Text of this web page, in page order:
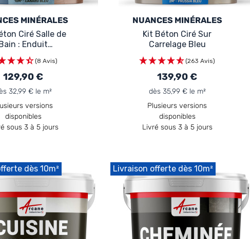
MINÉRALES
Ciré Salle de
: Enduit
Bleu
(8 Avis)
129,90 €
32,99 € le m²
versions
disponibles
sous 3 à 5 jours
NUANCES MINÉRALES
Kit Béton Ciré Sur
Carrelage Bleu
(263 Avis)
139,90 €
dès 35,99 € le m²
Plusieurs versions
disponibles
Livré sous 3 à 5 jours
dès 10m² Livraison offerte dès 10m²